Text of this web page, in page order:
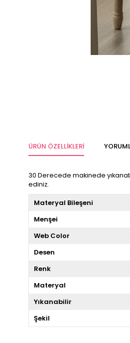
ÜRÜN ÖZELLIKLERI
30 Derecede makinede
ediniz.
Materyal Bileşeni
Menşei
Web Color
Desen
Renk
Materyal
Yıkanabilir
Şekil